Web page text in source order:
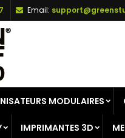
Email:
MODULAIRES
IMPRIMANTES 3D